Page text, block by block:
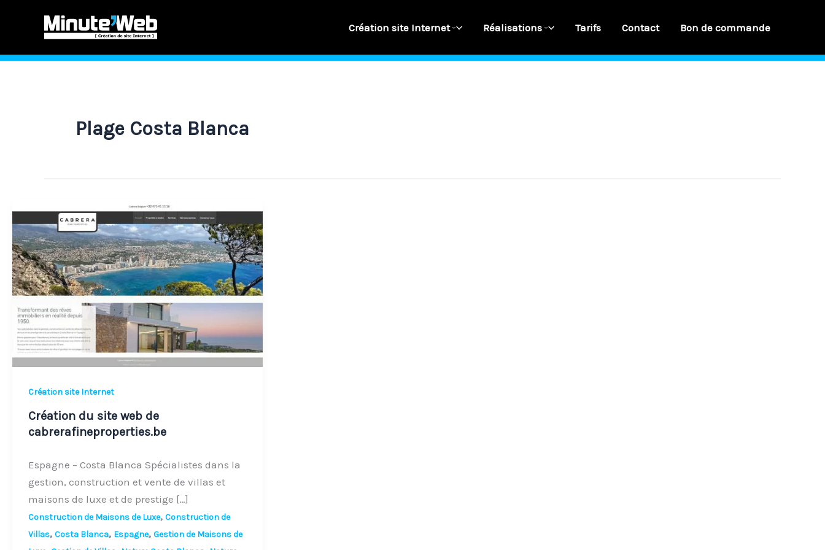
Création site Internet Réalisations Tarifs Contact Bon de commande
Plage Costa Blanca
Création site Internet
Création du site web de
cabrerafineproperties.be
Espagne – Costa Blanca Spécialistes dans la
gestion, construction et vente de villas et
maisons de luxe et de prestige […]
Construction de Maisons de Luxe, Construction de
Villas, Costa Blanca, Espagne, Gestion de Maisons de
Création
du
site
web
de
cabrerafineproperties.be